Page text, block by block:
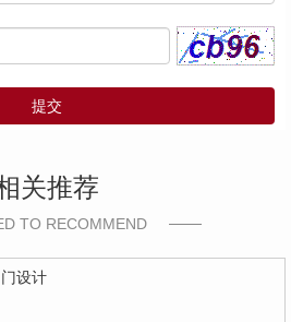
提交
关推荐
TO RECOMMEND
设计